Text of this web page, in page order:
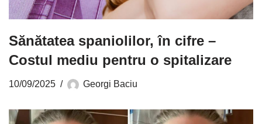
Sănătatea spaniolilor, în cifre –
Costul mediu pentru o spitalizare
10/09/2025 Georgi Baciu